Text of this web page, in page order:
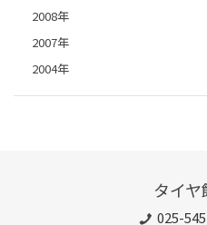
2008年
2007年
2004年
タイ
025-